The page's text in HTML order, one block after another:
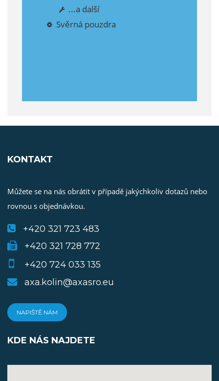
...a další
Svěrná pouzdra
KONTAKT
Můžete se na nás obrátit v případě jakýchkoliv dotazů nebo
rovnou s objednávkou.
+420 321 723 483
+420 321 728 772
+420 724 033 135
axa.kolin@axasro.eu
NAPIŠTĚ NÁM
KDE NÁS NAJDETE